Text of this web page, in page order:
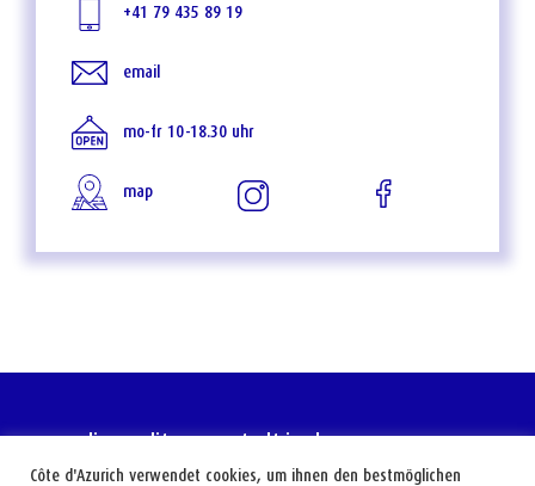
+41 79 435 89 19
email
mo-fr 10-18.30 uhr
map
die mediterrane stadt im herzen europas
Côte d'Azurich verwendet cookies, um ihnen den bestmöglichen